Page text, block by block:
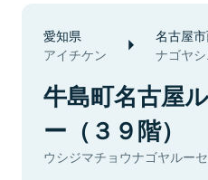
愛知県
アイチケン
名古屋
ナゴヤ
牛島町名古屋
ー（３９階）
ウシジマチョウナゴヤルー